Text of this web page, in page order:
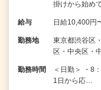
掛けから始め
給与 日給10,400円
勤務地
東京都渋谷区
区・中央区・
勤務時間
＜日勤＞ ・8
1日から応…